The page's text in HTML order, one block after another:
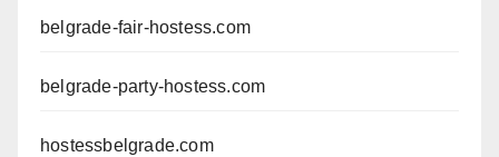
belgrade-fair-hostess.com
belgrade-party-hostess.com
hostessbelgrade.com